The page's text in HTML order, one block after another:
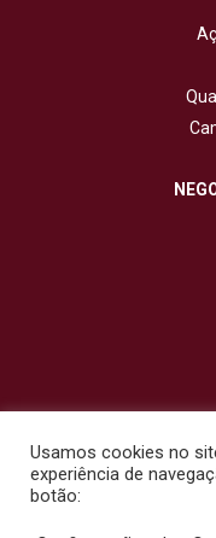
Usamos cookies no
experiência de
botão: